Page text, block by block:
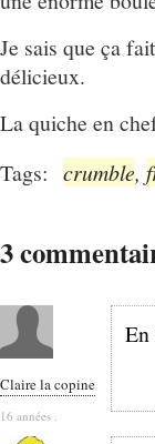
Je sais que ça
délicieux.
La quiche en
Tags: crumble,
3
Claire la copine
16 années .